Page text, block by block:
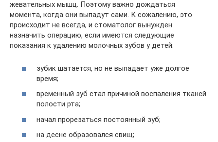
жевательных мышц. Поэтому важно дождаться
момента, когда они выпадут сами. К сожалению, это
происходит не всегда, и стоматолог вынужден
назначить операцию, если имеются следующие
показания к удалению молочных зубов у детей:
зубик шатается, но не выпадает уже долгое
время;
временный зуб стал причиной воспаления тканей
полости рта;
начал прорезаться постоянный зуб;
на десне образовался свищ;